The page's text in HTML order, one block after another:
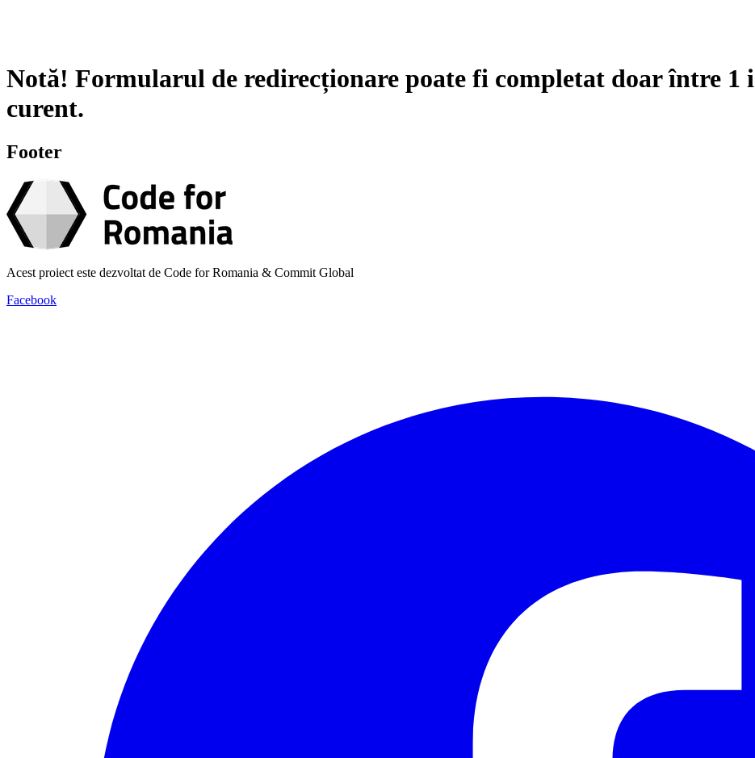
Notă! Formularul de redirecționare poate fi completat doar între 1
curent.
Footer
Acest proiect este dezvoltat de Code for Romania & Commit Global
Facebook